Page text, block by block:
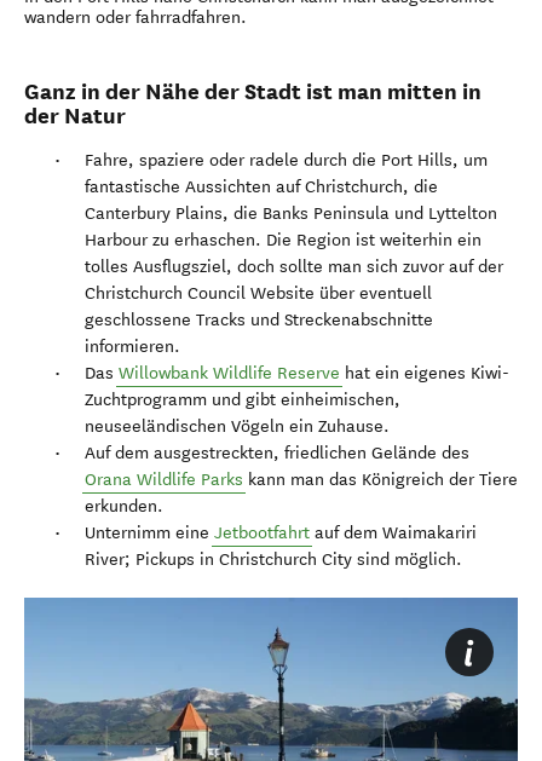
wandern oder fahrradfahren.
Ganz in der Nähe der Stadt ist man mitten in
der Natur
Fahre, spaziere oder radele durch die Port Hills, um
fantastische Aussichten auf Christchurch, die
Canterbury Plains, die Banks Peninsula und Lyttelton
Harbour zu erhaschen. Die Region ist weiterhin ein
tolles Ausflugsziel, doch sollte man sich zuvor auf der
Christchurch Council Website über eventuell
geschlossene Tracks und Streckenabschnitte
informieren.
Das Willowbank Wildlife Reserve hat ein eigenes Kiwi-
Zuchtprogramm und gibt einheimischen,
neuseeländischen Vögeln ein Zuhause.
Auf dem ausgestreckten, friedlichen Gelände des
Orana Wildlife Parks kann man das Königreich der Tiere
erkunden.
Unternimm eine Jetbootfahrt auf dem Waimakariri
River; Pickups in Christchurch City sind möglich.